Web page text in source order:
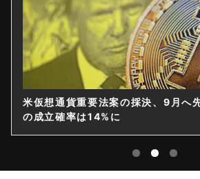
米仮想通貨重要法案の採決、9月へ
の成立確率は14%に